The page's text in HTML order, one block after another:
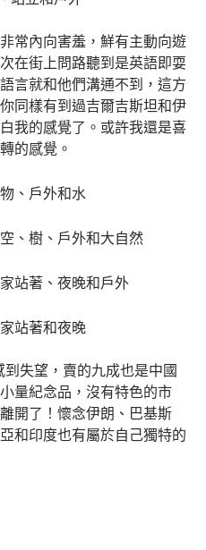
常內向害羞，鮮有主動向遊
在街上問路聽到是英語即耍
言就和他們溝通不到，這方
同樣有到過吉爾吉斯坦和伊
我的感覺了。或許我還是喜
的感覺。
到失望，賣的九成也是中國
量紀念品，沒有特色的市
開了！懷念伊朗、巴基斯
和印度也有屬於自己獨特的